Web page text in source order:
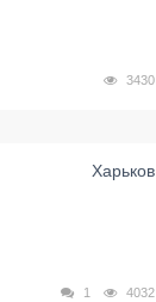
3430
Харьков
1 4032